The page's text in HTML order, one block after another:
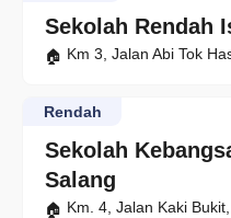
Sekolah Rendah
Km 3, Jalan Abi Tok
Sekolah
Salang
Rendah
Km. 4, Jalan Kaki